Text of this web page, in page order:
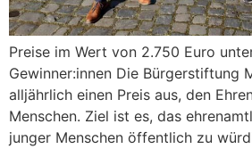
Preise im Wert von 2.750 Euro
Gewinner:innen Die Bürgerstiftung
alljährlich einen Preis aus, den
Menschen. Ziel ist es, das
junger Menschen öffentlich zu